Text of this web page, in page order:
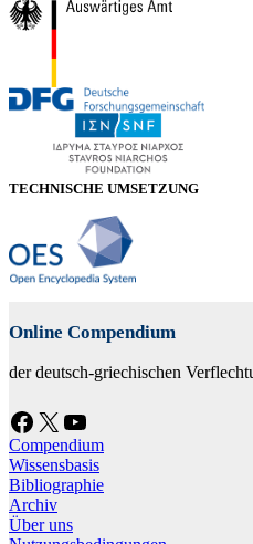
TECHNISCHE UMSETZUNG
Online Compendium
der deutsch-griechischen
Facebook X YouTube
Compendium
Wissensbasis
Bibliographie
Archiv
Über uns